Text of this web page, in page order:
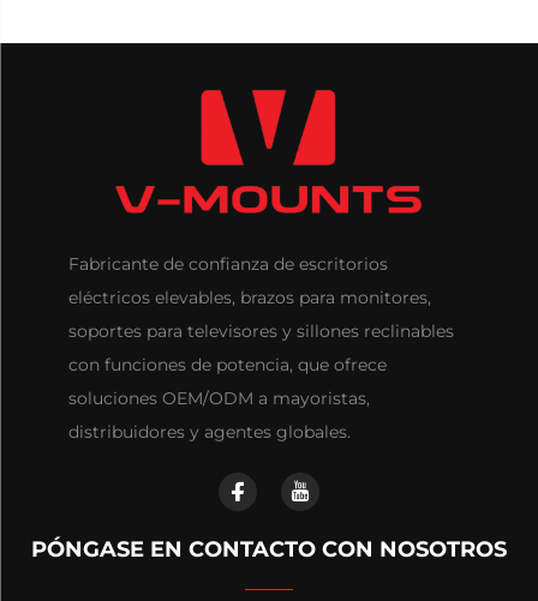
Fabricante de confianza de escritorios
eléctricos elevables, brazos para monitores,
soportes para televisores y sillones reclinables
con funciones de potencia, que ofrece
soluciones OEM/ODM a mayoristas,
distribuidores y agentes globales.
PÓNGASE EN CONTACTO CON NOSOTROS